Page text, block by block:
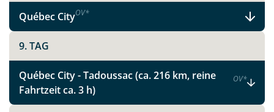
Québec CityOV*
9. TAG
Québec City - Tadoussac (ca. 216 km, reine
Fahrtzeit ca. 3 h)
OV*